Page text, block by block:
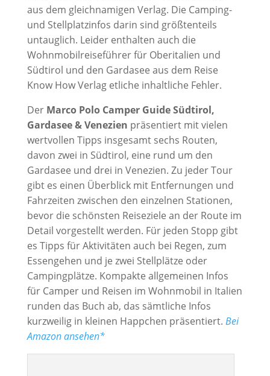
aus dem gleichnamigen Verlag. Die Camping-
und Stellplatzinfos darin sind größtenteils
untauglich. Leider enthalten auch die
Wohnmobilreiseführer für Oberitalien und
Südtirol und den Gardasee aus dem Reise
Know How Verlag etliche inhaltliche Fehler.
Der Marco Polo Camper Guide Südtirol,
Gardasee & Venezien präsentiert mit vielen
wertvollen Tipps insgesamt sechs Routen,
davon zwei in Südtirol, eine rund um den
Gardasee und drei in Venezien. Zu jeder Tour
gibt es einen Überblick mit Entfernungen und
Fahrzeiten zwischen den einzelnen Stationen,
bevor die schönsten Reiseziele an der Route im
Detail vorgestellt werden. Für jeden Stopp gibt
es Tipps für Aktivitäten auch bei Regen, zum
Essengehen und je zwei Stellplätze oder
Campingplätze. Kompakte allgemeinen Infos
für Camper und Reisen im Wohnmobil in Italien
runden das Buch ab, das sämtliche Infos
kurzweilig in kleinen Happchen präsentiert. Bei
Amazon ansehen*